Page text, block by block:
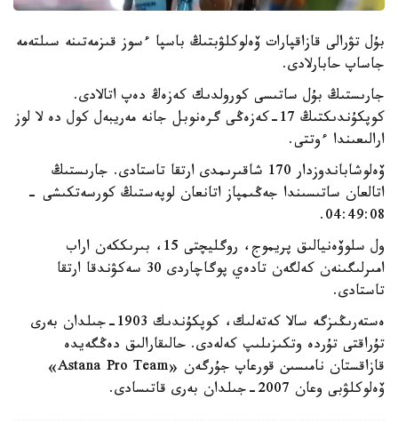
بۇل تۋرالى قازاقپارات ۆەلوكلۋبتىڭ باسپا ءسوز قىزمەتىنە سىلتەمە
جاساپ حابارلادى.
جارىستىڭ بۇل ساتىسى كورولدىك كەزەڭ دەپ اتالادى.
كوپكۇندىكتىڭ 17-كەزەڭى گرەنوبل جانە مەريبەل كول دە لا لوز
ارالىعىندا ءوتتى.
ۆەلوشاباندوزدار 170 شاقىرىمدى ارتقا تاستادى. جارىستىڭ
اتالعان ساتىسىندا جەڭىمپاز اتانعان لوپەستىڭ كورسەتكىشى -
04:49:08.
ول سلوۆەنيالىق پريموج، روگليچتى 15، بىرىككەن اراب
امىرلىگىنەن كەلگەن تادەي پوگاچاردى 30 سەكۋندقا ارتقا
تاستادى.
ەستەرىڭىزگە سالا كەتەلىك، كوپكۇندىك 1903-جىلدان بەرى
تۇراقتى تۇردە وتكىزىلىپ كەلەدى. حالىقارالىق دەڭگەيدە
قازاقستان نامىسىن قورعاپ جۇرگەن «Astana Pro Team»
ۆەلوكلۋبى وعان 2007-جىلدان بەرى قاتىسادى.